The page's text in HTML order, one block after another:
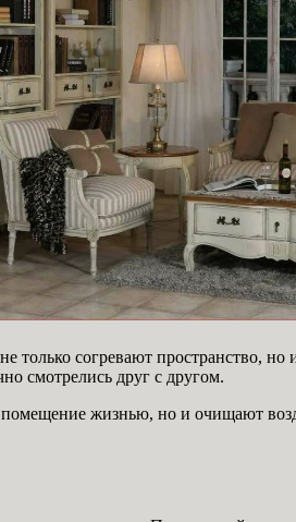
согревают пространство, но
смотрелись друг с другом.
жизнью, но и очищают